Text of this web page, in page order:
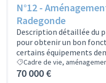
N°12 -
Radegonde
Description détaillée du
pour obtenir un bon
certains équipements
Cadre de vie,
70 000 €